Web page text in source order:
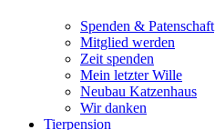
Spenden & Patenschaft
Mitglied werden
Zeit spenden
Mein letzter Wille
Neubau Katzenhaus
Wir danken
Tierpension